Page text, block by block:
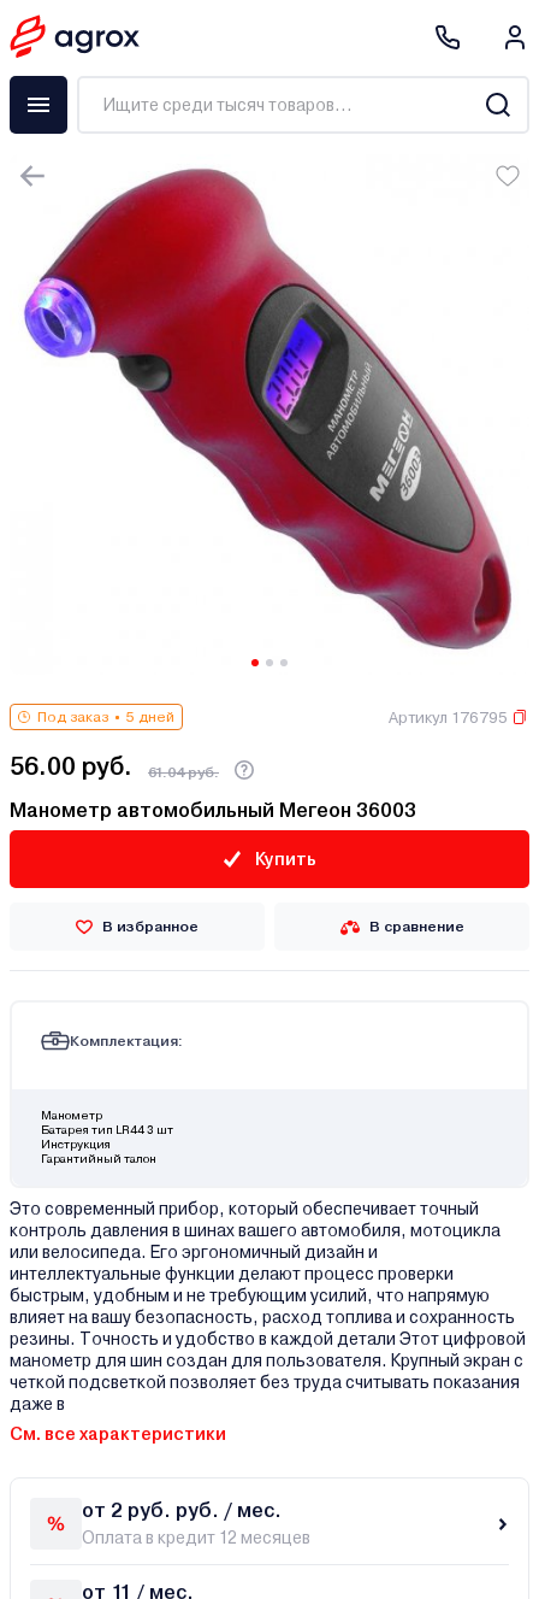
Под заказ 5 дней Артикул 176795
56.00 руб. 61.04 руб.
Манометр автомобильный Мегеон 36003
Купить
В избранное В сравнение
Комплектация:
Манометр
Батарея тип LR44 3 шт
Инструкция
Гарантийный талон
Это современный прибор, который обеспечивает точный
контроль давления в шинах вашего автомобиля, мотоцикла
или велосипеда. Его эргономичный дизайн и
интеллектуальные функции делают процесс проверки
быстрым, удобным и не требующим усилий, что напрямую
влияет на вашу безопасность, расход топлива и сохранность
резины. Точность и удобство в каждой детали Этот цифровой
манометр для шин создан для пользователя. Крупный экран с
четкой подсветкой позволяет без труда считывать показания
даже в
См. все характеристики
от 2 руб. руб. / мес.
Оплата в кредит 12 месяцев
от 11 / мес.